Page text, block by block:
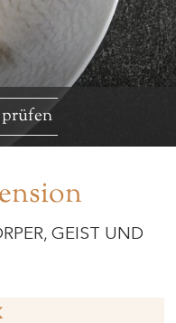
GEIST UND